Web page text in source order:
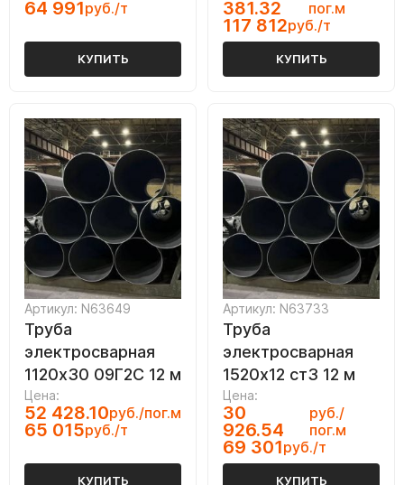
64 991руб./т
КУПИТЬ
381.32
пог.м
117 812руб./т
КУПИТЬ
Артикул: N63649
Труба
электросварная
1120х30 09Г2С 12 м
Цена:
52 428.10руб./пог.м
65 015руб./т
КУПИТЬ
Артикул: N63733
Труба
электросварная
1520х12 ст3 12 м
Цена:
30
926.54
руб./
пог.м
69 301руб./т
КУПИТЬ